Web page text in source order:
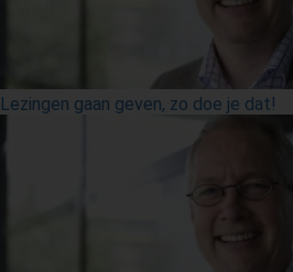
Lezingen gaan geven, zo doe je dat!